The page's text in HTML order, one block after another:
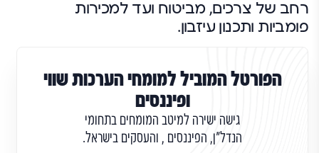
רחב של צרכים, מביטוח ועד למכירות
פומביות ותכנון עיזבון.
הפורטל המוביל למומחי הערכות שווי
ופיננסים
גישה ישירה למיטב המומחים בתחומי
הנדל"ן, הפיננסים , והעסקים בישראל.